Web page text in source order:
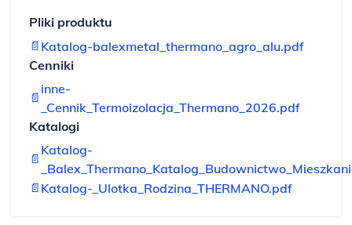
Pliki produktu
📄 Katalog-balexmetal_thermano_agro_alu.pdf
Cenniki
📄
inne-
_Cennik_Termoizolacja_Thermano_2026.pdf
Katalogi
📄
Katalog-
📄 Katalog-_Ulotka_Rodzina_THERMANO.pdf